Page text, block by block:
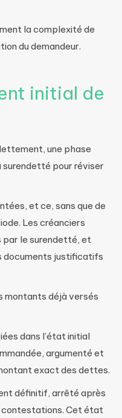
la complexité de
du demandeur.
initial de
une phase
surendetté pour réviser
et ce, sans que de
Les créanciers
par le surendetté, et
documents justificatifs
montants déjà versés
dans l’état initial
argumenté et
exact des dettes.
définitif, arrêté après
contestations. Cet état